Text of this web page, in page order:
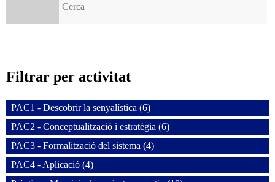
Filtrar per activitat
PAC1 - Descobrir la senyalística (6)
PAC2 - Conceptualització i estratègia (6)
PAC3 - Formalització del sistema (4)
PAC4 - Aplicació (4)